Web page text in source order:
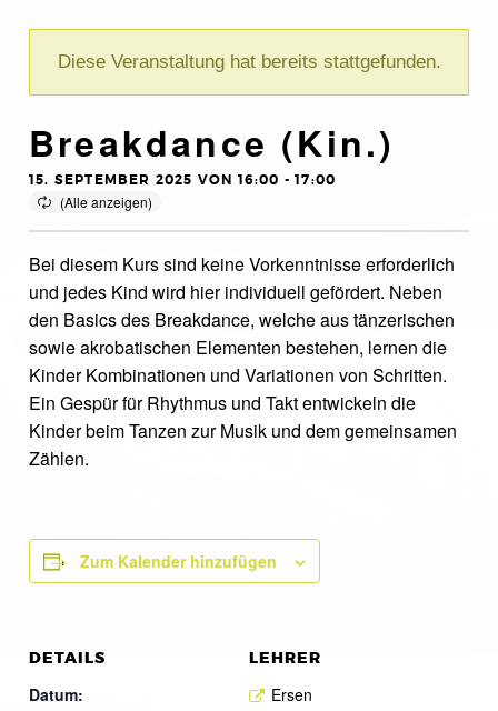
Diese Veranstaltung hat bereits stattgefunden.
Breakdance (Kin.)
15. SEPTEMBER 2025 VON 16:00 -17:00
Bei diesem Kurs sind keine Vorkenntnisse erforderlich
und jedes Kind wird hier individuell gefördert. Neben
den Basics des Breakdance, welche aus tänzerischen
sowie akrobatischen Elementen bestehen, lernen die
Kinder Kombinationen und Variationen von Schritten.
Ein Gespür für Rhythmus und Takt entwickeln die
Kinder beim Tanzen zur Musik und dem gemeinsamen
Zählen.
Zum Kalender hinzufügen
DETAILS
Datum:
LEHRER
Ersen